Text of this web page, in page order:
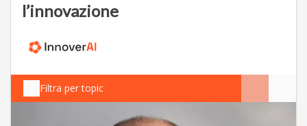
l’innovazione
Filtra per topic